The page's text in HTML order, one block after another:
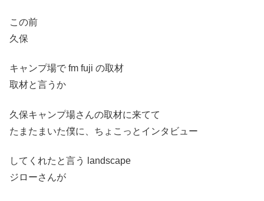
この前
久保
キャンプ場で fm fuji の取材
取材と言うか
久保キャンプ場さんの取材に来てて
たまたまいた僕に、ちょこっとインタビュー
してくれたと言う landscape
ジローさんが